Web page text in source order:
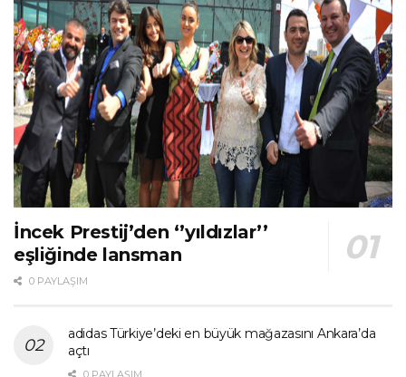
İncek Prestij’den ‘’yıldızlar’’
eşliğinde lansman
0 PAYLAŞIM
adidas Türkiye’deki en büyük mağazasını Ankara’da
açtı
0 PAYLAŞIM